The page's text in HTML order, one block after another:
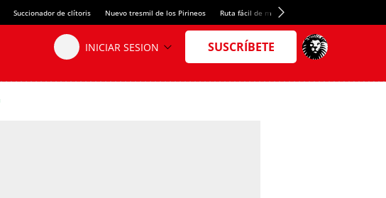
Succionador de clítoris Nuevo tresmil de los Pirineos Ruta fácil de montaña